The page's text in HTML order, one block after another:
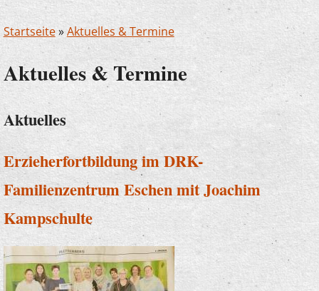
Startseite»Aktuelles & Termine
Aktuelles & Termine
Aktuelles
Erzieherfortbildung im DRK-
Familienzentrum Eschen mit Joachim
Kampschulte